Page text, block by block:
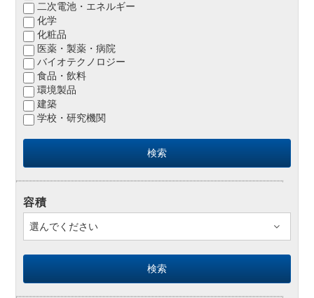
二次電池・エネルギー
化学
化粧品
医薬・製薬・病院
バイオテクノロジー
食品・飲料
環境製品
建築
学校・研究機関
容積